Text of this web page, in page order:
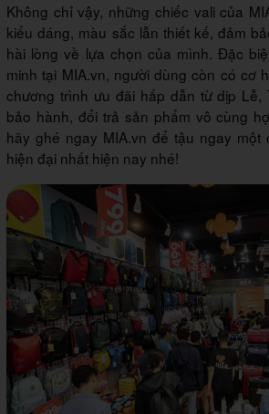
Không chỉ vậy, những chiếc vali của
kiểu dáng, màu sắc lẫn thiết kế, đảm
hài lòng về lựa chọn của mình. Đặc
minh tại MIA.vn, người dùng còn có cơ
chương trình ưu đãi hấp dẫn từ dịp Lễ,
bảo hành, đổi trả sản phẩm vô cùng
hãy ghé ngay MIA.vn để tậu ngay một
hiện đại nhất hiện nay nhé!